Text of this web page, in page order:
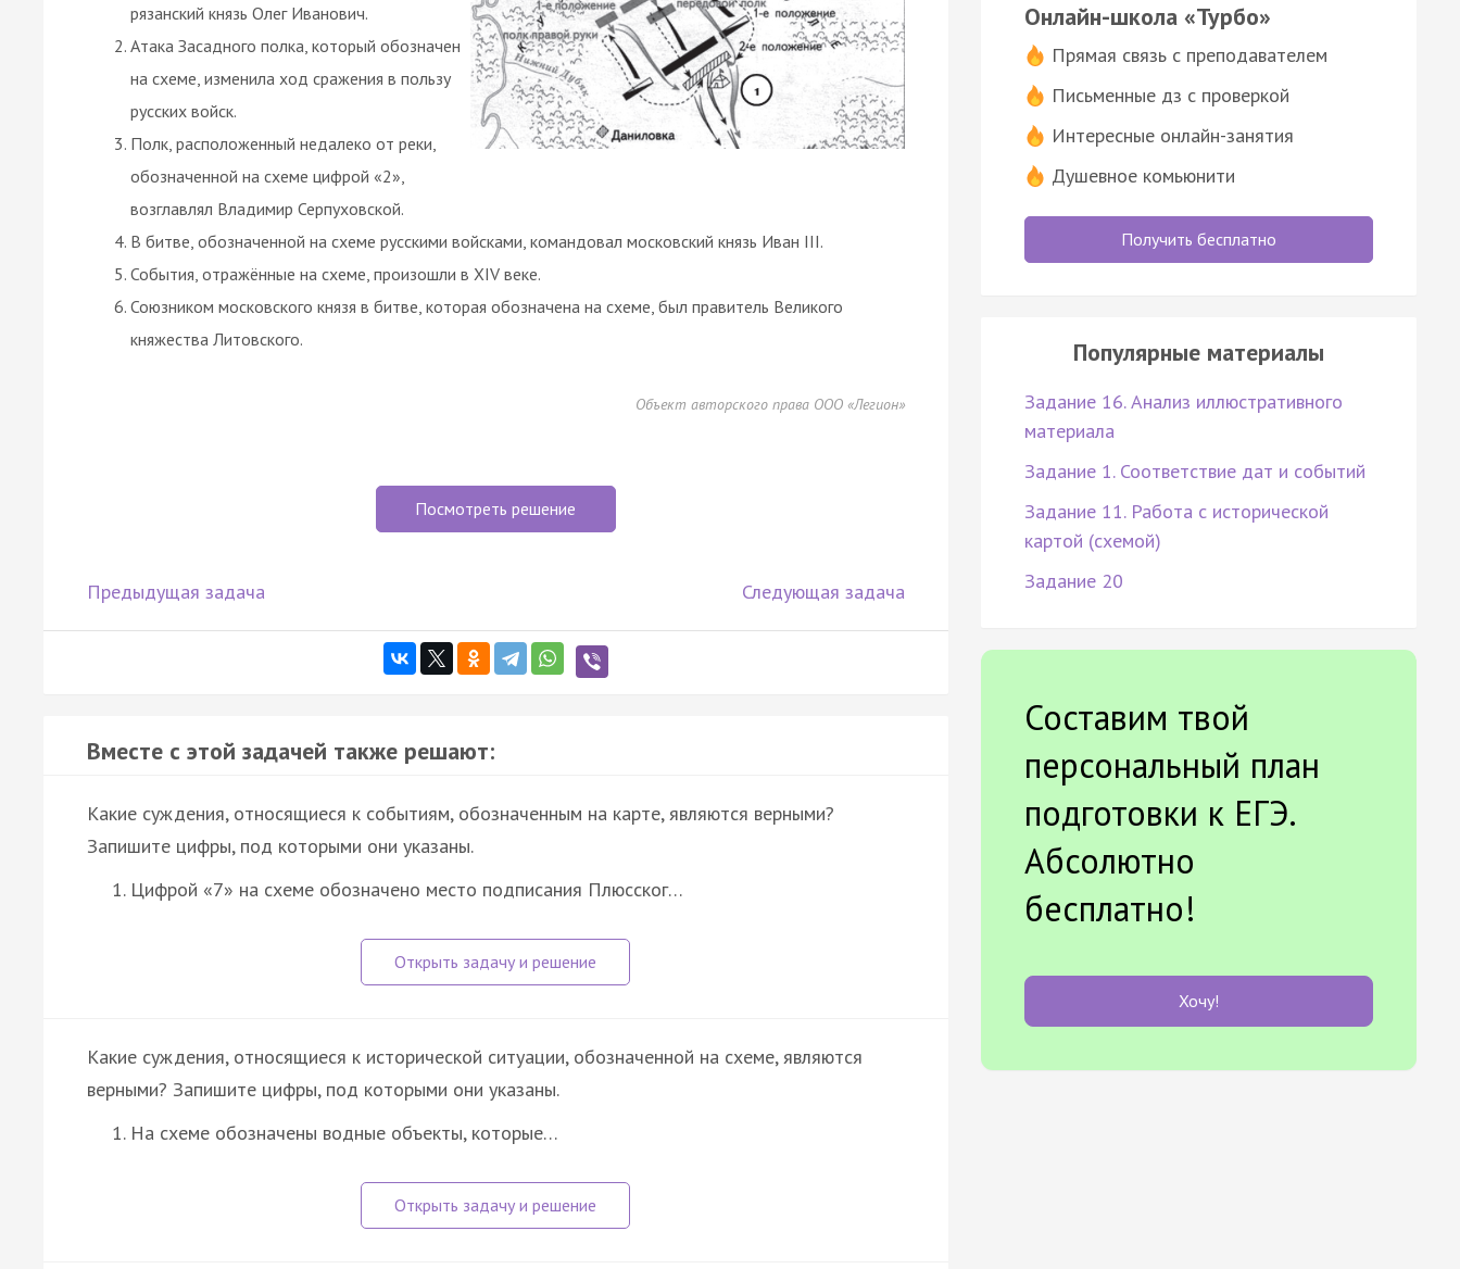
рязанский князь Олег Иванович.
Атака Засадного полка, который обозначен
на схеме, изменила ход сражения в пользу
русских войск.
Полк, расположенный недалеко от реки,
обозначенной на схеме цифрой «2»,
возглавлял Владимир Серпуховской.
В битве, обозначенной на схеме русскими войсками, командовал московский князь Иван III.
События, отражённые на схеме, произошли в XIV веке.
Союзником московского князя в битве, которая обозначена на схеме, был правитель Великого
княжества Литовского.
Объект авторского права ООО «Легион»
Посмотреть решение
Предыдущая задача Следующая задача
Вместе с этой задачей также решают:
Какие суждения, относящиеся к событиям, обозначенным на карте, являются верными?
Запишите цифры, под которыми они указаны.
Цифрой «7» на схеме обозначено место подписания Плюсског…
Какие суждения, относящиеся к исторической ситуации, обозначенной на схеме, являются
верными? Запишите цифры, под которыми они указаны.
На схеме обозначены водные объекты, которые…
Онлайн-школа «Турбо»
Прямая связь с преподавателем
Письменные дз с проверкой
Интересные онлайн-занятия
Душевное комьюнити
Получить бесплатно
Популярные материалы
Задание 16. Анализ иллюстративного
материала
Задание 1. Соответствие дат и событий
Задание 11. Работа с исторической
картой (схемой)
Задание 20
Составим твой
персональный план
подготовки к ЕГЭ.
Абсолютно
бесплатно!
Хочу!